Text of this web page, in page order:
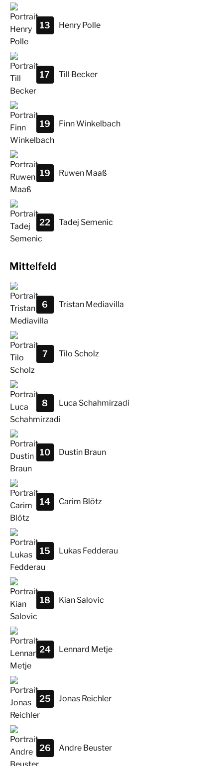
Henry Polle
13
Till Becker
17
FinnWinkelbach
19
Ruwen Maaß
19
Tadej Semenic
22
Mittelfeld
Tristan Mediavilla
6
Tilo Scholz
7
Luca Schahmirzadi
8
Dustin Braun
10
Carim Blötz
14
Lukas Fedderau
15
Kian Salovic
18
Lennard Metje
24
Jonas Reichler
25
Andre Beuster
26